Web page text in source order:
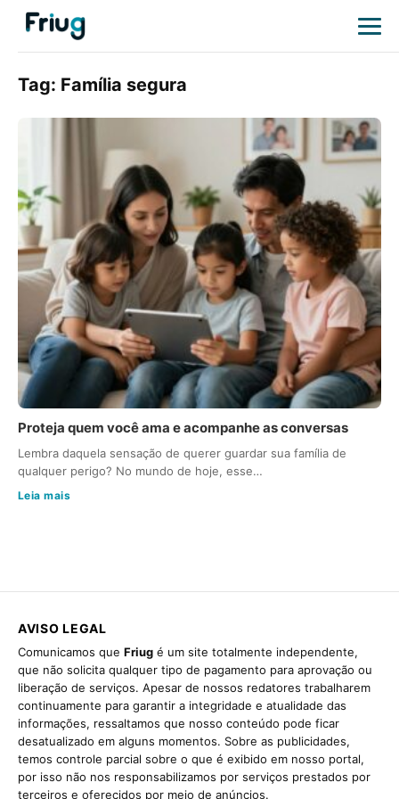
Tag: Família segura
Proteja quem você ama e acompanhe as conversas
Lembra daquela sensação de querer guardar sua família de
qualquer perigo? No mundo de hoje, esse…
Leia mais
AVISO LEGAL
Comunicamos que Friug é um site totalmente independente,
que não solicita qualquer tipo de pagamento para aprovação ou
liberação de serviços. Apesar de nossos redatores trabalharem
continuamente para garantir a integridade e atualidade das
informações, ressaltamos que nosso conteúdo pode ficar
desatualizado em alguns momentos. Sobre as publicidades,
temos controle parcial sobre o que é exibido em nosso portal,
por isso não nos responsabilizamos por serviços prestados por
terceiros e oferecidos por meio de anúncios.